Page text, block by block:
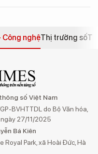
Công nghệThị trường số
số Việt Nam
BVHTTDL do Bộ Văn hóa,
27/11/2025
Bá Kiên
Royal Park, xã Hoài Đức, Hà